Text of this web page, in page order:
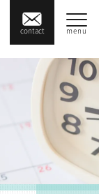
contact menu